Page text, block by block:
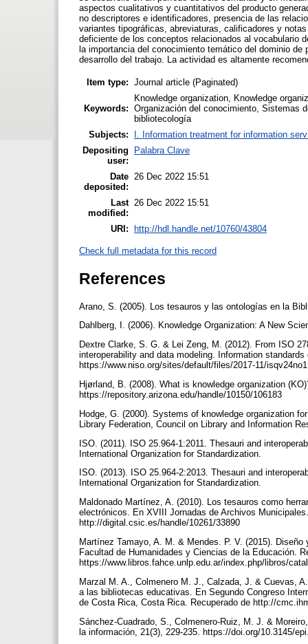
aspectos cualitativos y cuantitativos del producto
no descriptores e identificadores, presencia de las
variantes tipográficas, abreviaturas, calificadores y
deficiente de los conceptos relacionados al vocabulario
la importancia del conocimiento temático del dominio
desarrollo del trabajo. La actividad es altamente
Item type: Journal article (Paginated)
Keywords:
Knowledge organization, Knowledge
Organización del conocimiento, Sistemas
bibliotecología
Subjects:
I. Information treatment for information
Depositing
user:
Palabra Clave
Date
deposited:
26 Dec 2022 15:51
Last
modified:
26 Dec 2022 15:51
URI: http://hdl.handle.net/10760/43804
Check full metadata for this record
References
Arano, S. (2005). Los tesauros y las ontologías en la
Dahlberg, I. (2006). Knowledge Organization: A New
Dextre Clarke, S. G. & Lei Zeng, M. (2012). From ISO
interoperability and data modeling. Information
https://www.niso.org/sites/default/files/2017-11/
Hjørland, B. (2008). What is knowledge organization
https://repository.arizona.edu/handle/10150/106183
Hodge, G. (2000). Systems of knowledge organization
Library Federation, Council on Library and Information
ISO. (2011). ISO 25.964-1:2011. Thesauri and
International Organization for Standardization.
ISO. (2013). ISO 25.964-2:2013. Thesauri and
International Organization for Standardization.
Maldonado Martínez, A. (2010). Los tesauros como
electrónicos. En XVIII Jornadas de Archivos
http://digital.csic.es/handle/10261/33890
Martínez Tamayo, A. M. & Mendes. P. V. (2015).
Facultad de Humanidades y Ciencias de la Educación.
https://www.libros.fahce.unlp.edu.ar/index.php/libros/
Marzal M. A., Colmenero M. J., Calzada, J. & Cuevas,
a las bibliotecas educativas. En Segundo Congreso
de Costa Rica, Costa Rica. Recuperado de http://
Sánchez-Cuadrado, S., Colmenero-Ruiz, M. J. &
la información, 21(3), 229-235. https://doi.org/10.3145/